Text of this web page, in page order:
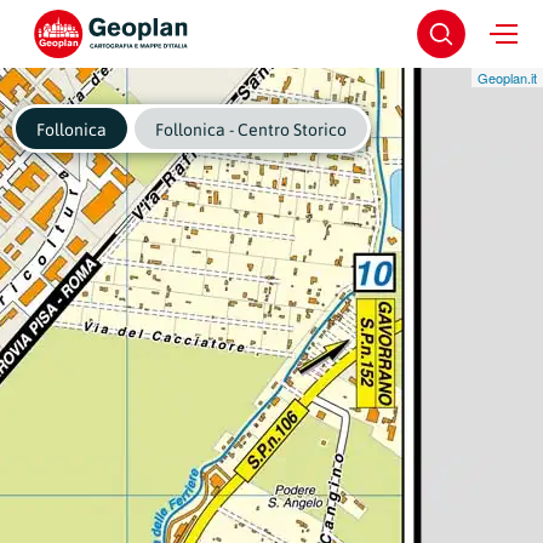
Geoplan.it
Follonica Follonica - Centro Storico